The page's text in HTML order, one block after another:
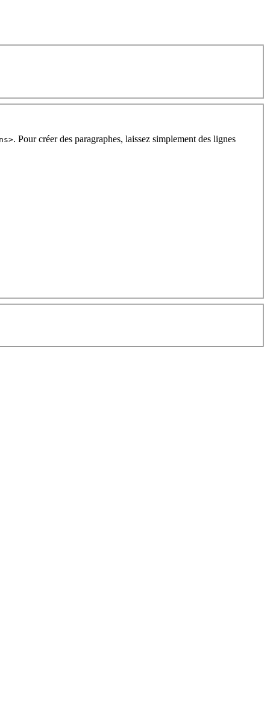
. Pour créer des paragraphes, laissez simplement des lignes